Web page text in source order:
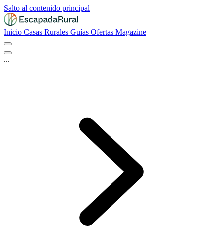
Salto al contenido principal
Inicio Casas Rurales Guías Ofertas Magazine
...